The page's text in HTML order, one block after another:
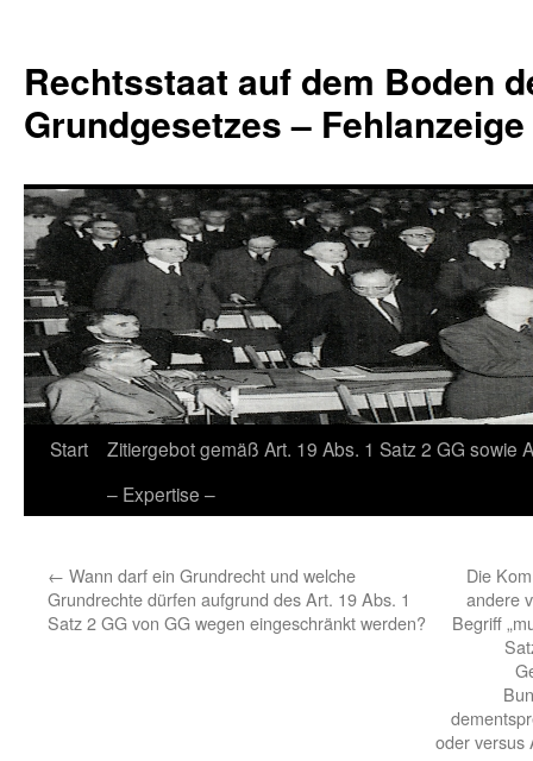
springen
Rechtsstaat auf dem Boden
Grundgesetzes –
Start
Zitiergebot gemäß Art. 19 Abs. 1 Satz 2 GG sowie
– Expertise –
← Wann darf ein Grundrecht und welche
Grundrechte dürfen aufgrund des Art. 19 Abs. 1
Satz 2 GG von GG wegen eingeschränkt werden?
Die
andere
Begriff
oder versus